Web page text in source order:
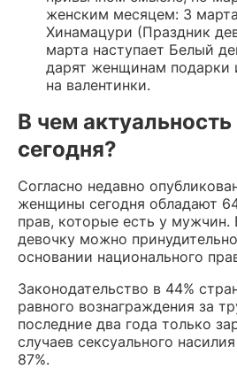
женским месяцем: 3
Хинамацури (Праздник
марта наступает Белый
дарят женщинам подарки
на валентинки.
В чем
сегодня?
Согласно недавно
женщины сегодня обладают
прав, которые есть у мужчин.
девочку можно
основании национального
Законодательство в 44%
равного вознаграждения за
последние два года только
случаев сексуального
87%.